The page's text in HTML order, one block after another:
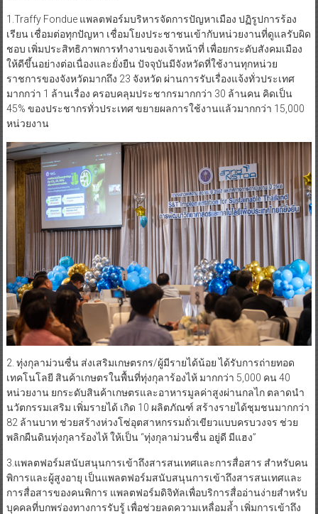
1.Traffy Fondue แพลตฟอร์มบริหารจัดการปัญหาเมือง ปฏิรูปการร้อง
เรียน เชื่อมต่อทุกปัญหา เชื่อมโยงประชาชนเข้ากับหน่วยงานที่ดูแลรับผิด
ชอบ เพิ่มประสิทธิภาพการทำงานของเจ้าหน้าที่ เพื่อยกระดับสังคมเมือง
ให้ดีขึ้นอย่างต่อเนื่องและยั่งยืน ปัจจุบันมีจังหวัดที่ใช้งานทุกหน่วย
ราชการของจังหวัดมากถึง 23 จังหวัด ผ่านการรับเรื่องแจ้งทั่วประเทศ
มากกว่า 1 ล้านเรื่อง ครอบคลุมประชากรมากกว่า 30 ล้านคน คิดเป็น
45% ของประชากรทั่วประเทศ ขยายผลการใช้งานแล้วมากกว่า 15,000
หน่วยงาน
2. ทุ่งกุลาม่วนซื่น ส่งเสริมเกษตรกร/ผู้มีรายได้น้อย ได้รับการถ่ายทอด
เทคโนโลยี สินค้าเกษตรในพื้นที่ทุ่งกุลาร้องไห้ มากกว่า 5,000 คน 40
หน่วยงาน ยกระดับสินค้าเกษตรและอาหารมูลค่าสูงผ่านกลไก ตลาดนำ
นวัตกรรมเสริม เพิ่มรายได้ เกิด 10 ผลิตภัณฑ์ สร้างรายได้ชุมชนมากกว่า
82 ล้านบาท ช่วยสร้างห่วงโซ่อุตสาหกรรมถั่วเขียวแบบครบวงจร ช่วย
พลิกผืนดินทุ่งกุลาร้องไห้ ให้เป็น “ทุ่งกุลาม่วนซื่น อยู่ดี มีแฮง”
3.แพลตฟอร์มสนับสนุนการเข้าถึงสารสนเทศและการสื่อสาร สำหรับคน
พิการและผู้สูงอายุ เป็นแพลตฟอร์มสนับสนุนการเข้าถึงสารสนเทศและ
การสื่อสารของคนพิการ แพลตฟอร์มดิจิทัลเพื่อบริการสื่ออ่านง่ายสำหรับ
บุคคลที่บกพร่องทางการรับรู้ เพื่อช่วยลดความเหลื่อมล้ำ เพิ่มการเข้าถึง